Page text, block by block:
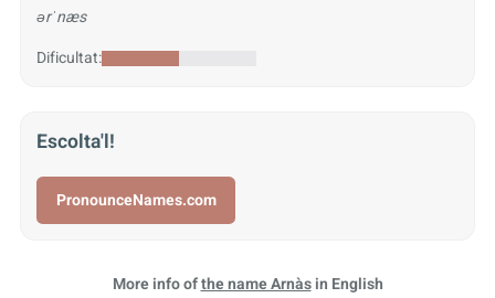
ərˈnæs
Dificultat:
Escolta'l!
PronounceNames.com
More info ofthe name Arnàsin English